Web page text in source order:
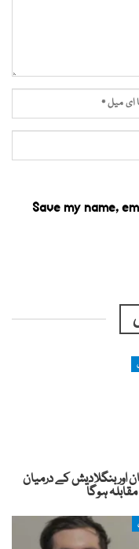
Save my name,
اور بنگلادیش کے درمیان
ہوگا